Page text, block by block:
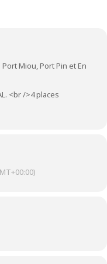
Miou, Port Pin et En
<br />4 places